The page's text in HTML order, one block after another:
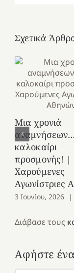
Σχετικά
Μια χρονιά
καλοκαίρι
προσμονής! |
Χαρούμενες
Αγωνίστριες
3 Ιουνίου, 2026 |
Διάβασε τους
Αφήστε